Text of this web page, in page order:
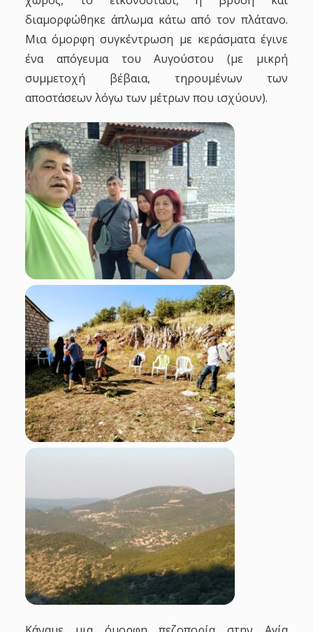
διαμορφώθηκε άπλωμα κάτω από τον πλάτανο.
Μια όμορφη συγκέντρωση με κεράσματα έγινε
ένα απόγευμα του Αυγούστου (με μικρή
συμμετοχή βέβαια, τηρουμένων των
αποστάσεων λόγω των μέτρων που ισχύουν).